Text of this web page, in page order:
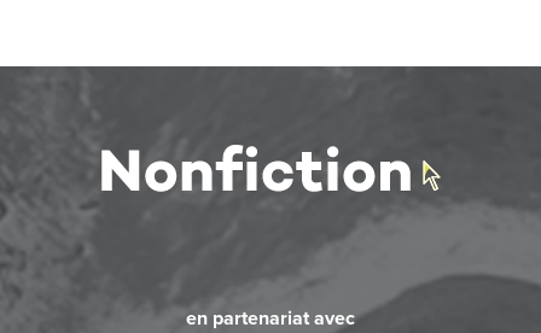
en partenariat avec